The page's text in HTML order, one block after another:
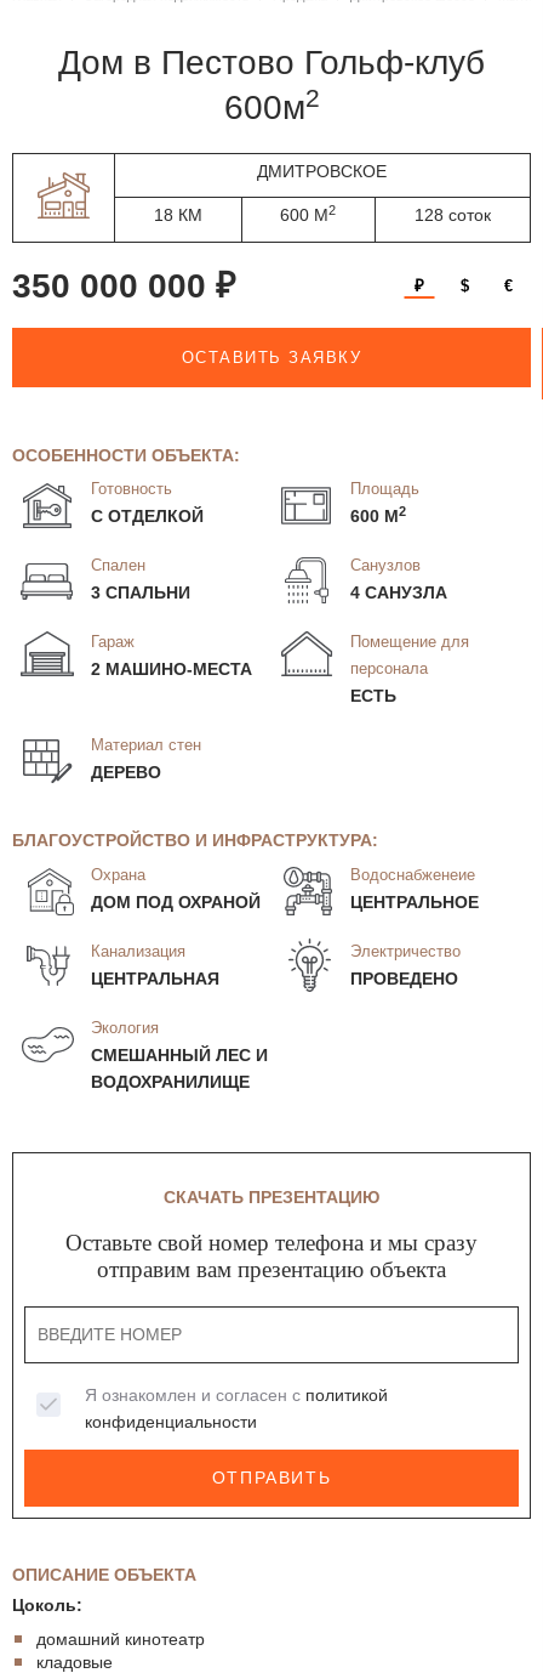
дом в Пестово Гольф-клуб
600м2
ДМИТРОВСКОЕ
18 КМ 600 М2 128 соток
350 000 000 ₽ ₽ $ €
ОСТАВИТЬ ЗАЯВКУ
ОСОБЕННОСТИ ОБЪЕКТА:
Готовность
С ОТДЕЛКОЙ
Площадь
600 М2
Спален
3 СПАЛЬНИ
Санузлов
4 САНУЗЛА
Гараж
2 МАШИНО-МЕСТА
Помещение для
персонала
ЕСТЬ
Материал стен
ДЕРЕВО
БЛАГОУСТРОЙСТВО И ИНФРАСТРУКТУРА:
Охрана
ДОМ ПОД ОХРАНОЙ
Водоснабженеие
ЦЕНТРАЛЬНОЕ
Канализация
ЦЕНТРАЛЬНАЯ
Электричество
ПРОВЕДЕНО
Экология
СМЕШАННЫЙ ЛЕС И
ВОДОХРАНИЛИЩЕ
ОПИСАНИЕ ОБЪЕКТА
Цоколь:
домашний кинотеатр
кладовые
СКАЧАТЬ ПРЕЗЕНТАЦИЮ
Оставьте свой номер телефона и мы сразу
отправим вам презентацию объекта
Я ознакомлен и согласен с политикой
конфиденциальности
ОТПРАВИТЬ